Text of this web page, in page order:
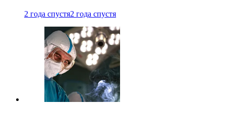
2 года спустя2 года спустя